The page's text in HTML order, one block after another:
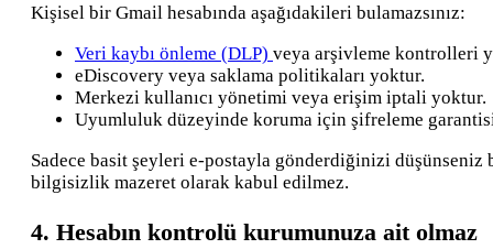
Kişisel bir Gmail hesabında aşağıdakileri bulamazsınız:
Veri kaybı önleme (DLP) veya arşivleme kontrolleri
eDiscovery veya saklama politikaları yoktur.
Merkezi kullanıcı yönetimi veya erişim iptali yoktur.
Uyumluluk düzeyinde koruma için şifreleme
Sadece basit şeyleri e-postayla gönderdiğinizi
bilgisizlik mazeret olarak kabul edilmez.
4. Hesabın kontrolü kurumunuza ait olmaz